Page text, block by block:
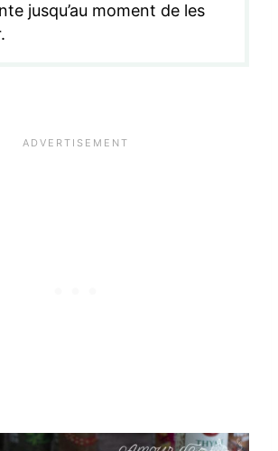
jusqu’au moment de les